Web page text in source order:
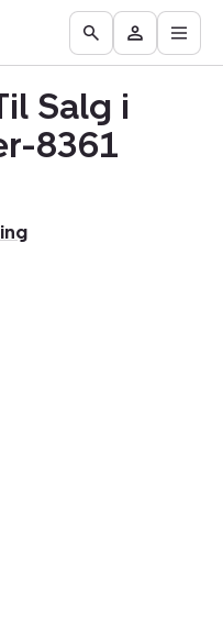
Boliger
til
Find
mægler
Få
vurderet
bolig
Go
to
the
Search
page
Besøg
Mit
Åbn
Salg i
8361